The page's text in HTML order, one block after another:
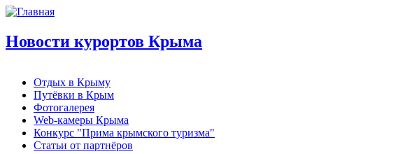
Новости курортов Крыма
Отдых в Крыму
Путёвки в Крым
Фотогалерея
Web-камеры Крыма
Конкурс "Прима крымского туризма"
Статьи от партнёров